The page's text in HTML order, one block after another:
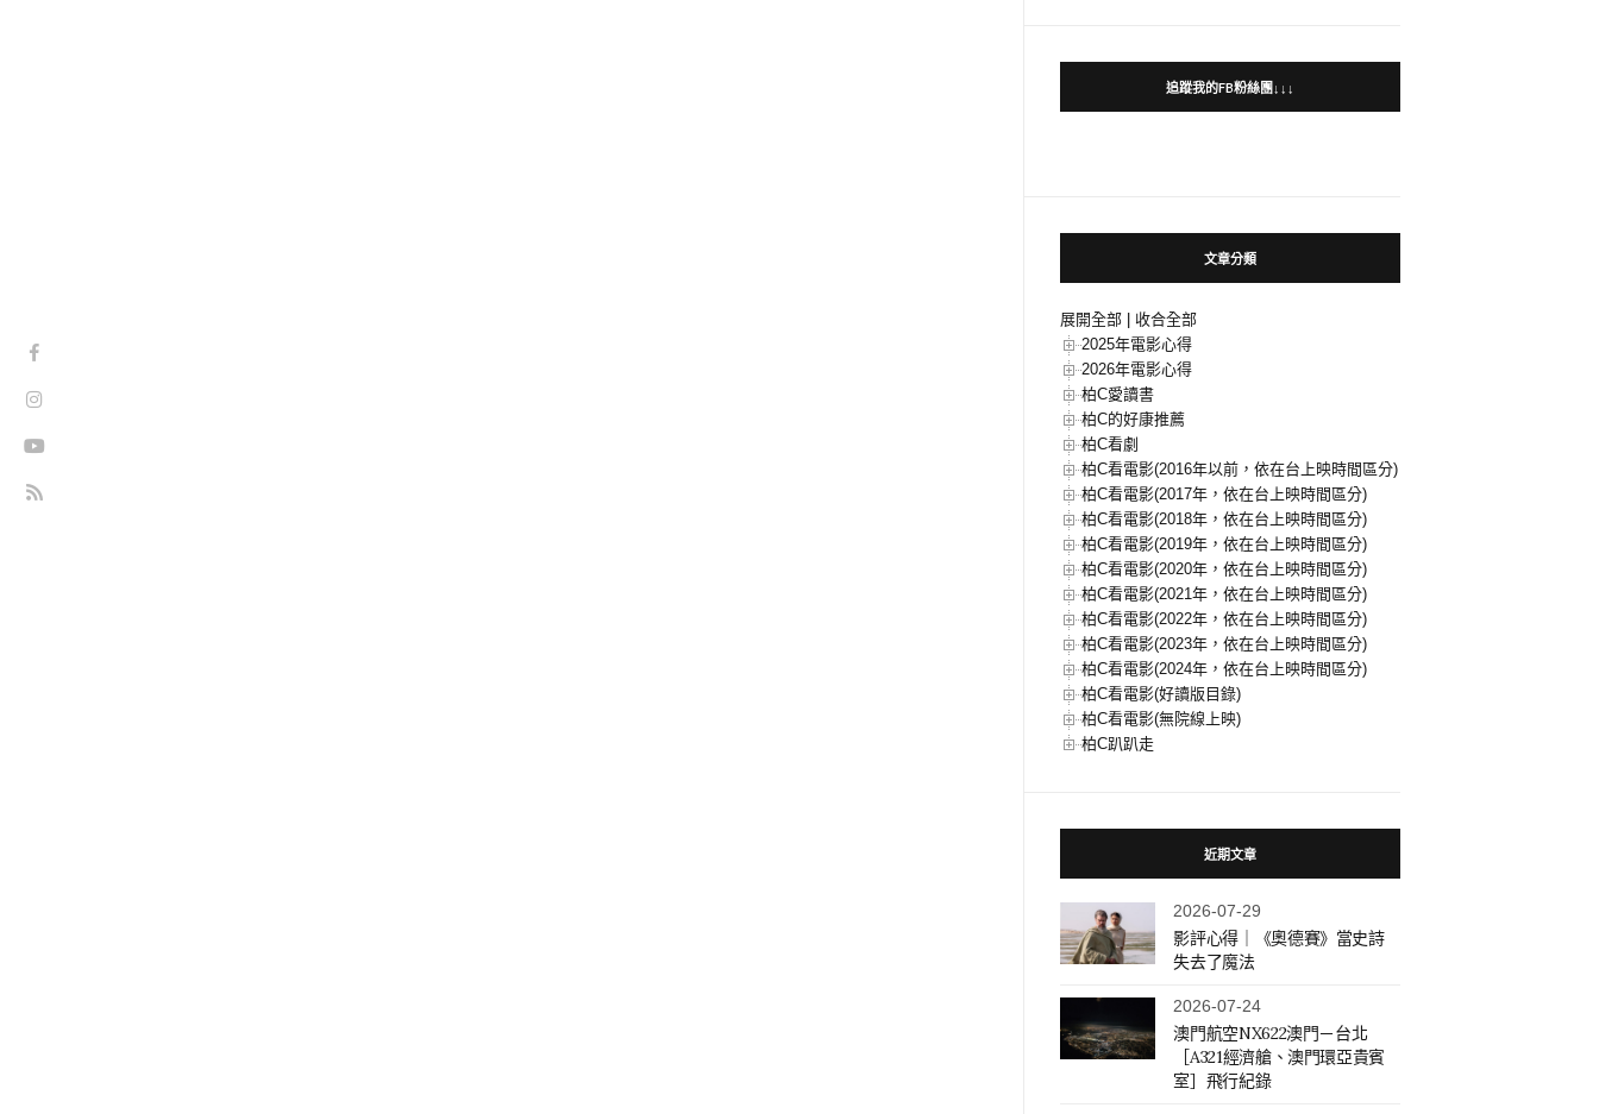
追蹤我的FB粉絲團↓↓↓
文章分類
展開全部
收合全部
2025年電影心得
2026年電影心得
柏C愛讀書
柏C的好康推薦
柏C看劇
柏C看電影(2016年以前，依在台上映時間區分)
柏C看電影(2017年，依在台上映時間區分)
柏C看電影(2018年，依在台上映時間區分)
柏C看電影(2019年，依在台上映時間區分)
柏C看電影(2020年，依在台上映時間區分)
柏C看電影(2021年，依在台上映時間區分)
柏C看電影(2022年，依在台上映時間區分)
柏C看電影(2023年，依在台上映時間區分)
柏C看電影(2024年，依在台上映時間區分)
柏C看電影(好讀版目錄)
柏C看電影(無院線上映)
柏C趴趴走
近期文章
2026-07-29
影評心得｜《奧德賽》當史詩
失去了魔法
2026-07-24
澳門航空NX622澳門－台北
［A321經濟艙、澳門環亞貴賓
室］飛行紀錄